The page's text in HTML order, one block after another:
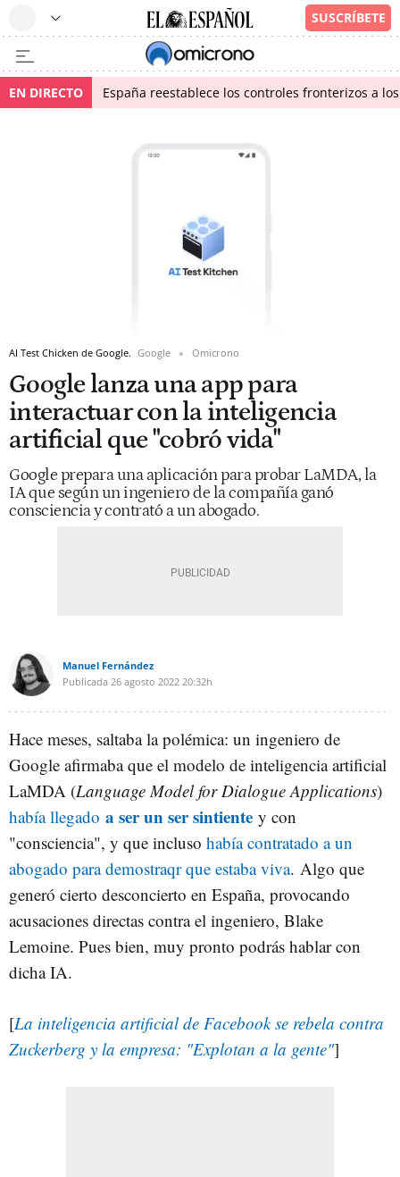
EN DIRECTO España reestablece los controles fronterizos a
AI Test Chicken de Google. Google Omicrono
Google lanza una app para
interactuar con la inteligencia
artificial que "cobró vida"
Google prepara una aplicación para probar LaMDA, la
IA que según un ingeniero de la compañía ganó
consciencia y contrató a un abogado.
Manuel Fernández
Publicada 26 agosto 2022 20:32h
Hace meses, saltaba la polémica: un ingeniero de
Google afirmaba que el modelo de inteligencia artificial
LaMDA (Language Model for Dialogue Applications)
había llegado a ser un ser sintiente y con
"consciencia", y que incluso había contratado a un
abogado para demostraqr que estaba viva. Algo que
generó cierto desconcierto en España, provocando
acusaciones directas contra el ingeniero, Blake
Lemoine. Pues bien, muy pronto podrás hablar con
dicha IA.
[La inteligencia artificial de Facebook se rebela contra
Zuckerberg y la empresa: "Explotan a la gente"]